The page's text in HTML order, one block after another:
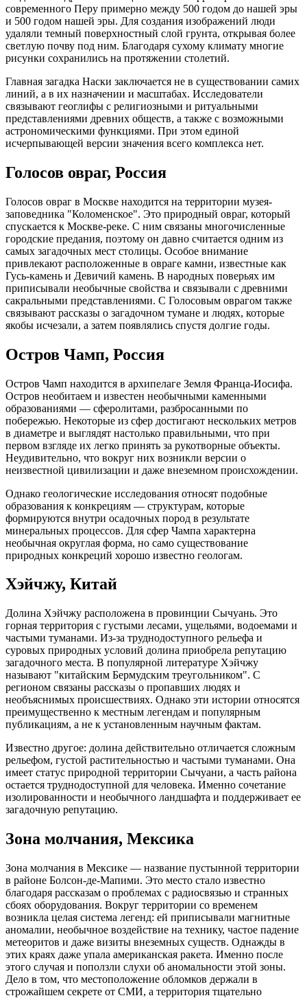
современного Перу примерно между 500 годом до нашей эры
и 500 годом нашей эры. Для создания изображений люди
удаляли темный поверхностный слой грунта, открывая более
светлую почву под ним. Благодаря сухому климату многие
рисунки сохранились на протяжении столетий.
Главная загадка Наски заключается не в существовании самих
линий, а в их назначении и масштабах. Исследователи
связывают геоглифы с религиозными и ритуальными
представлениями древних обществ, а также с возможными
астрономическими функциями. При этом единой
исчерпывающей версии значения всего комплекса нет.
Голосов овраг, Россия
Голосов овраг в Москве находится на территории музея-
заповедника "Коломенское". Это природный овраг, который
спускается к Москве-реке. С ним связаны многочисленные
городские предания, поэтому он давно считается одним из
самых загадочных мест столицы. Особое внимание
привлекают расположенные в овраге камни, известные как
Гусь-камень и Девичий камень. В народных поверьях им
приписывали необычные свойства и связывали с древними
сакральными представлениями. С Голосовым оврагом также
связывают рассказы о загадочном тумане и людях, которые
якобы исчезали, а затем появлялись спустя долгие годы.
Остров Чамп, Россия
Остров Чамп находится в архипелаге Земля Франца-Иосифа.
Остров необитаем и известен необычными каменными
образованиями — сферолитами, разбросанными по
побережью. Некоторые из сфер достигают нескольких метров
в диаметре и выглядят настолько правильными, что при
первом взгляде их легко принять за рукотворные объекты.
Неудивительно, что вокруг них возникли версии о
неизвестной цивилизации и даже внеземном происхождении.
Однако геологические исследования относят подобные
образования к конкрециям — структурам, которые
формируются внутри осадочных пород в результате
минеральных процессов. Для сфер Чампа характерна
необычная округлая форма, но само существование
природных конкреций хорошо известно геологам.
Хэйчжу, Китай
Долина Хэйчжу расположена в провинции Сычуань. Это
горная территория с густыми лесами, ущельями, водоемами и
частыми туманами. Из-за труднодоступного рельефа и
суровых природных условий долина приобрела репутацию
загадочного места. В популярной литературе Хэйчжу
называют "китайским Бермудским треугольником". С
регионом связаны рассказы о пропавших людях и
необъяснимых происшествиях. Однако эти истории относятся
преимущественно к местным легендам и популярным
публикациям, а не к установленным научным фактам.
Известно другое: долина действительно отличается сложным
рельефом, густой растительностью и частыми туманами. Она
имеет статус природной территории Сычуани, а часть района
остается труднодоступной для человека. Именно сочетание
изолированности и необычного ландшафта и поддерживает ее
загадочную репутацию.
Зона молчания, Мексика
Зона молчания в Мексике — название пустынной территории
в районе Болсон-де-Мапими. Это место стало известно
благодаря рассказам о проблемах с радиосвязью и странных
сбоях оборудования. Вокруг территории со временем
возникла целая система легенд: ей приписывали магнитные
аномалии, необычное воздействие на технику, частое падение
метеоритов и даже визиты внеземных существ. Однажды в
этих краях даже упала американская ракета. Именно после
этого случая и поползли слухи об аномальности этой зоны.
Дело в том, что местоположение обломков держали в
строжайшем секрете от СМИ, а территория тщательно